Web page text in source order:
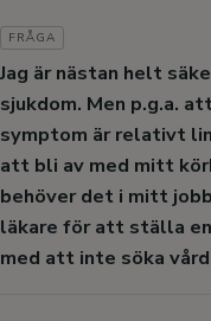
Dag Nyholm
Dag Nyholm
och spända, vilket
dystoni i benen. Men
det inte är tydligt att
efter senaste
Dag Nyholm
antidepressiv medicin.
Dag Nyholm
Ja, det kan vara så att
utveckla Parkinson,
och att sjukdomen
miljöfaktorer. Det är
sjukdomsprocessen
diagnosen kan ställas.
Dag Nyholm
FRÅGA
Jag är nästan helt
sjukdom. Men p.g.a.
symptom är relativt
att bli av med mitt
behöver det i mitt
läkare för att ställa
med att inte söka